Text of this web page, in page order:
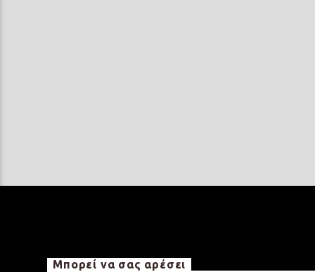
Μπορεί να σας αρέσει